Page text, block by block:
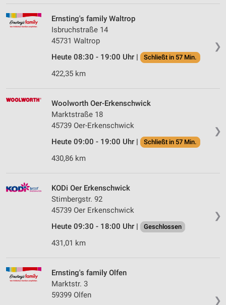
❯
Ernsting's family Waltrop
Isbruchstraße 14
45731 Waltrop
Heute 08:30 - 19:00 Uhr |
Schließt in 57 Min.
422,35 km
❯
Woolworth Oer-Erkenschwick
Marktstraße 18
45739 Oer-Erkenschwick
Heute 09:00 - 19:00 Uhr |
Schließt in 57 Min.
430,86 km
❯
KODi Oer Erkenschwick
Stimbergstr. 92
45739 Oer Erkenschwick
Heute 09:30 - 18:00 Uhr |
Geschlossen
431,01 km
❯
Ernsting's family Olfen
Marktstr. 3
59399 Olfen